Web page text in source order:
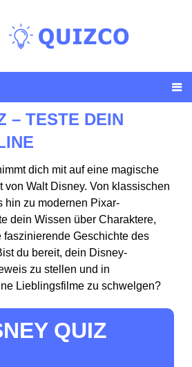
– TESTE DEIN
dich mit auf eine magische
von Walt Disney. Von klassischen
hin zu modernen Pixar-
dein Wissen über Charaktere,
faszinierende Geschichte des
du bereit, dein Disney-
zu stellen und in
Lieblingsfilme zu schwelgen?
QUIZ